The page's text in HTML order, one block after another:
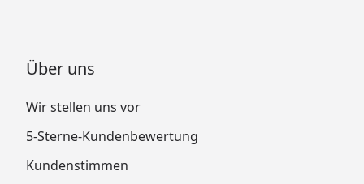
Über uns
Wir stellen uns vor
5-Sterne-Kundenbewertung
Kundenstimmen